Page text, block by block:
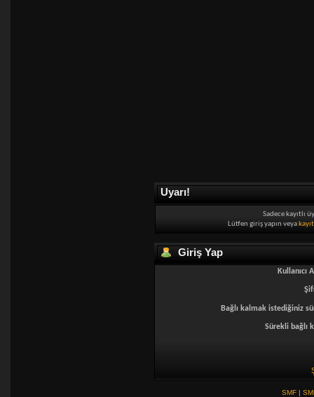
Uyarı!
Sadece kayıtlı
Lütfen giriş yapın veya
Giriş Yap
Kullanıcı
Bağlı kalmak istediğiniz
Sürekli bağlı
SMF